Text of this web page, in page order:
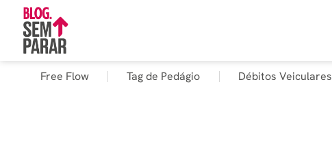
Free Flow Tag de Pedágio Débitos Veiculares